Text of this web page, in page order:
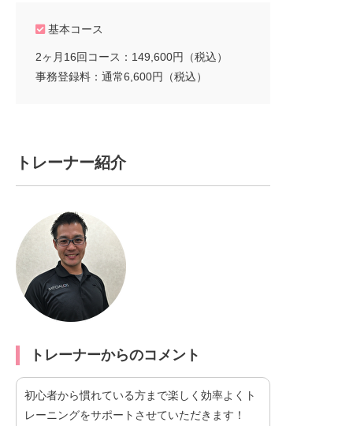
基本コース
2ヶ月16回コース：149,600円（税込）
事務登録料：通常6,600円（税込）
トレーナー紹介
トレーナーからのコメント
初心者から慣れている方まで楽しく効率よくト
レーニングをサポートさせていただきます！